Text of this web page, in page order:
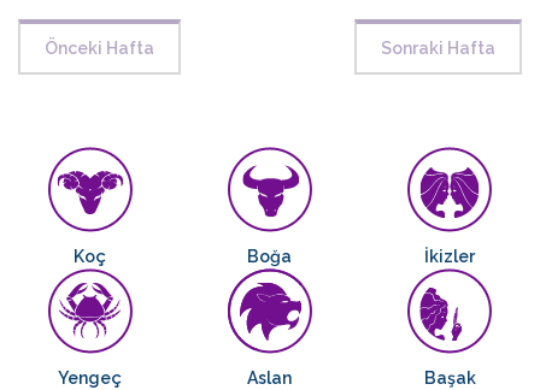
Önceki Hafta Sonraki Hafta
Koç Boğa İkizler
Yengeç Aslan Başak